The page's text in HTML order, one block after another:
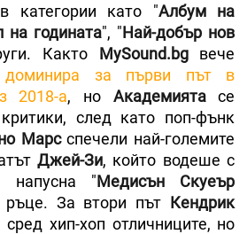
категории като "Албум на
на годината", "Най-добър нов
Както MySound.bgвече
доминира за първи път в
2018-а, ноАкадемиятасе
след като поп-фънк
Марсспечели най-големите
Джей-Зи, който водеше с
напусна "Медисън Скуеър
За втори път Кендрик
хип-хоп отличниците, но